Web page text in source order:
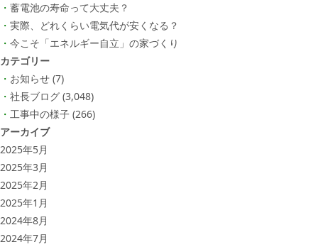
蓄電池の寿命って大丈夫？
実際、どれくらい電気代が安くなる？
今こそ「エネルギー自立」の家づくり
カテゴリー
お知らせ (7)
社長ブログ (3,048)
工事中の様子 (266)
アーカイブ
2025年5月
2025年3月
2025年2月
2025年1月
2024年8月
2024年7月